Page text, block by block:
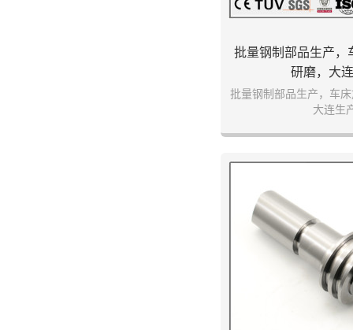
批量钢制部品生产，
研磨，大
批量钢制部品生产，车
大连生